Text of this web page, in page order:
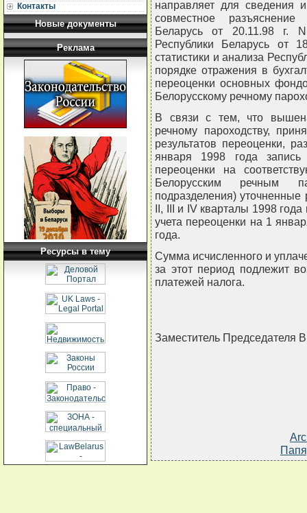
Контакты
Новые документы
Реклама
Ресурсы в тему
направляет для сведения
совместное
Беларусь от 20.11.98 г.
Республики Беларусь от
статистики и анализа
порядке отражения в
переоценки основных
Белорусскому речному
В связи с тем, что
речному пароходству,
результатов переоценки,
января 1998 года
переоценки на
Белорусским речным
подразделения)
II, III и IV кварталы 1998
учета переоценки на 1
года.
Сумма исчисленного и
за этот период подлежит
платежей налога.
Заместитель Председателя